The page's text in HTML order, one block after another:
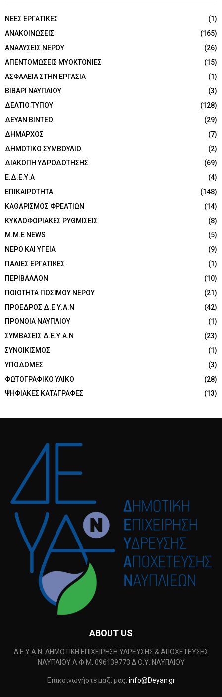
NEEΣ ΕΡΓΑΤΙΚΕΣ
(1)
ΑΝΑΚΟΙΝΩΣΕΙΣ
(165)
ΑΝΑΛΥΣΕΙΣ ΝΕΡΟΥ
(26)
ΑΠΕΝΤΟΜΩΣΕΙΣ ΜΥΟΚΤΟΝΙΕΣ
(15)
ΑΣΦΑΛΕΙΑ ΣΤΗΝ ΕΡΓΑΣΙΑ
(1)
ΒΙΒΑΡΙ ΝΑΥΠΛΙΟΥ
(3)
ΔΕΛΤΙΟ ΤΥΠΟΥ
(128)
ΔΕΥΑΝ ΒΙΝΤΕΟ
(29)
ΔΗΜΑΡΧΟΣ
(7)
ΔΗΜΟΤΙΚΟ ΣΥΜΒΟΥΛΙΟ
(2)
ΔΙΑΚΟΠΗ ΥΔΡΟΔΟΤΗΣΗΣ
(69)
Ε.Δ.Ε.Υ.Α
(4)
ΕΠΙΚΑΙΡΟΤΗΤΑ
(148)
ΚΑΘΑΡΙΣΜΟΣ ΦΡΕΑΤΙΩΝ
(14)
ΚΥΚΛΟΦΟΡΙΑΚΕΣ ΡΥΘΜΙΣΕΙΣ
(8)
Μ.Μ.Ε NEWS
(5)
ΝΕΡΟ ΚΑΙ ΥΓΕΙΑ
(9)
ΠΑΛΙΕΣ ΕΡΓΑΤΙΚΕΣ
(1)
ΠΕΡΙΒΑΛΛΟΝ
(10)
ΠΟΙΟΤΗΤΑ ΠΟΣΙΜΟΥ ΝΕΡΟΥ
(21)
ΠΡΟΕΔΡΟΣ Δ.Ε.Υ.Α.Ν
(42)
ΠΡΟΝΟΙΑ ΝΑΥΠΛΙΟΥ
(1)
ΣΥΜΒΑΣΕΙΣ Δ.Ε.Υ.Α.Ν
(23)
ΣΥΝΟΙΚΙΣΜΟΣ
(1)
ΥΠΟΔΟΜΕΣ
(3)
ΦΩΤΟΓΡΑΦΙΚΟ ΥΛΙΚΟ
(28)
ΨΗΦΙΑΚΕΣ ΚΑΤΑΓΡΑΦΕΣ
(13)
ABOUT US
Δ.Ε.Υ.Α.Ν. ΔΗΜΟΤΙΚΗ ΕΠΙΧΕΙΡΗΣΗ ΥΔΡΕΥΣΗΣ & ΑΠΟΧΕΤΕΥΣΗΣ
ΝΑΥΠΛΙΟΥ Α.Φ.Μ. 096139773 Δ.Ο.Υ. ΝΑΥΠΛΙΟΥ
Επικοινωνήστε μαζί μας: info@Deyan.gr